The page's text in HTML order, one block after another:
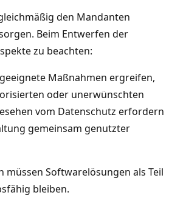
den Mandanten
Beim Entwerfen der
zu beachten:
Maßnahmen ergreifen,
oder unerwünschten
vom Datenschutz erfordern
gemeinsam genutzter
müssen Softwarelösungen als Teil
bleiben.